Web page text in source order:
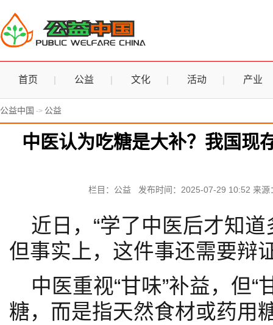
首页 公益 文化 活动 产业
公益中国 -> 公益
中医认为吃糖是大补？我国现
栏目：公益 发布时间：2025-07-29 10:52 来
近日，“学了中医后才知
但事实上，这件事还需要辩
中医重视“甘味”补益，但“
糖，而是指天然食材或药用